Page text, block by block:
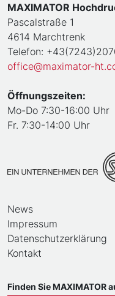
MAXIMATOR
Pascalstraße 1
4614 Marchtrenk
Telefon:
office@maximator-
Öffnungszeiten:
Mo-Do 7:30-16:00 Uhr
Fr. 7:30-14:00 Uhr
News
Impressum
Datenschutzerklärung
Kontakt
Finden Sie MAXIMATOR